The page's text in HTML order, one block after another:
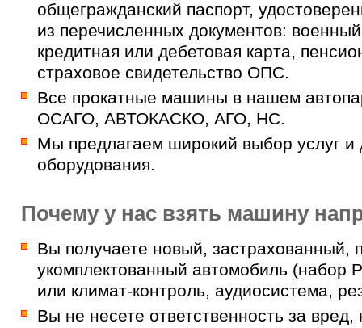
общегражданский паспорт,
из перечисленных документов: военный
кредитная или дебетовая карта,
страховое свидетельство ОПС.
Все прокатные машины в нашем
ОСАГО, АВТОКАСКО, АГО, НС.
Мы предлагаем широкий выбор услуг и
оборудования.
Почему у нас взять машину
Вы получаете новый, застрахованный,
укомплектованный автомобиль (набор
или климат-контроль, аудиосистема,
Вы не несете ответственность за